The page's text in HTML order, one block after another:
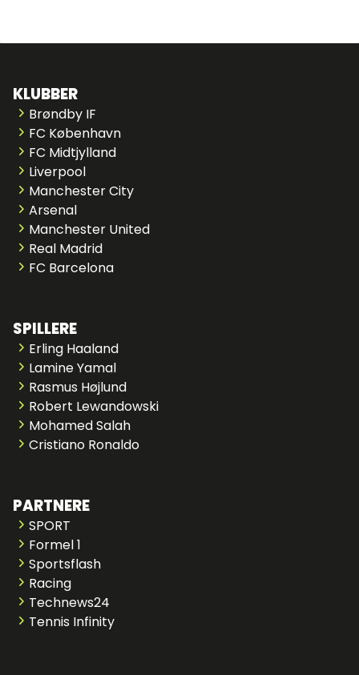
KLUBBER
Brøndby IF
FC København
FC Midtjylland
Liverpool
Manchester City
Arsenal
Manchester United
Real Madrid
FC Barcelona
SPILLERE
Erling Haaland
Lamine Yamal
Rasmus Højlund
Robert Lewandowski
Mohamed Salah
Cristiano Ronaldo
PARTNERE
SPORT
Formel 1
Sportsflash
Racing
Technews24
Tennis Infinity